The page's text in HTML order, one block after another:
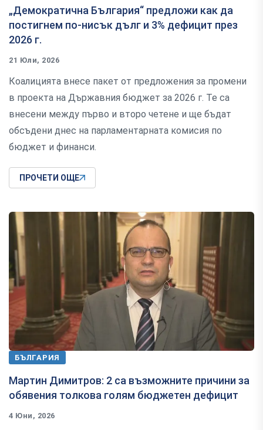
„Демократична България“ предложи как да
постигнем по-нисък дълг и 3% дефицит през
2026 г.
21 Юли, 2026
Коалицията внесе пакет от предложения за промени
в проекта на Държавния бюджет за 2026 г. Те са
внесени между първо и второ четене и ще бъдат
обсъдени днес на парламентарната комисия по
бюджет и финанси.
ПРОЧЕТИ ОЩЕ
БЪЛГАРИЯ
Мартин Димитров: 2 са възможните причини за
обявения толкова голям бюджетен дефицит
4 Юни, 2026